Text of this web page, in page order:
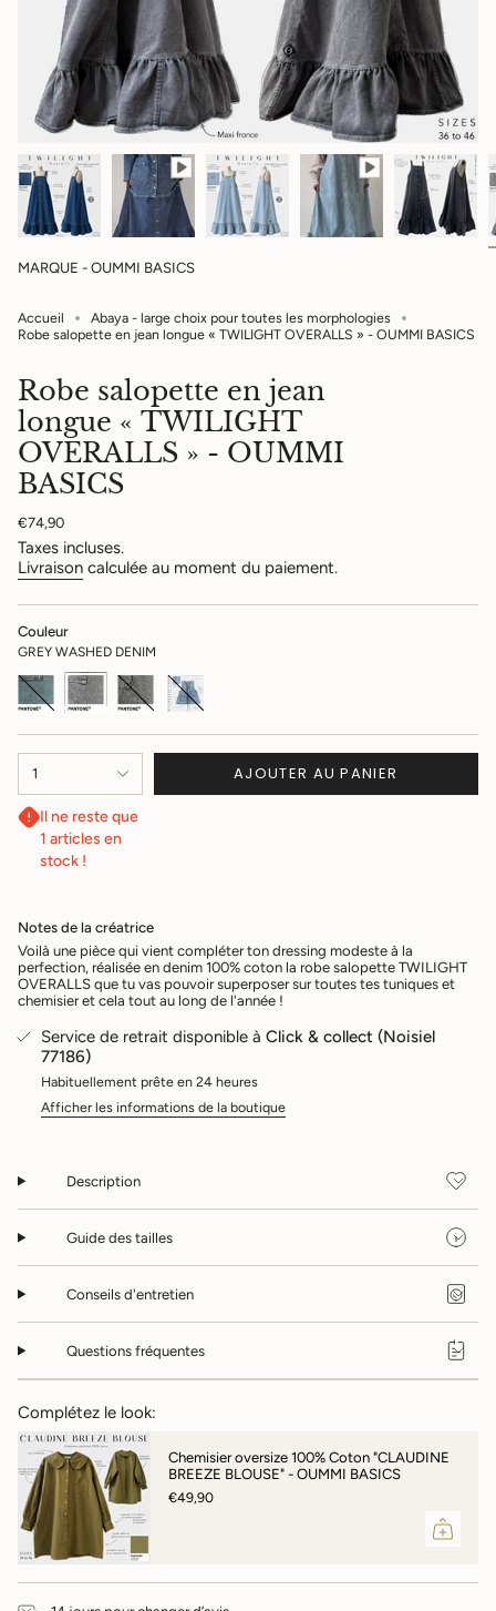
MARQUE - OUMMI BASICS
Accueil
Abaya - large choix pour toutes les morphologies
Robe salopette en jean longue « TWILIGHT OVERALLS » - OUMMI BASICS
Robe salopette en jean
longue « TWILIGHT
OVERALLS » - OUMMI
BASICS
Prix
régulier
€74,90
Taxes incluses.
Livraison calculée au moment du paiement.
Couleur
GREY WASHED DENIM
BLUE
WASHED
DENIM
Variante
épuisée
ou
GREY
WASHED
DENIM
Variante
épuisée
ou
BLACK
WASHED
DENIM
Variante
épuisée
ou
SKY
WASHED
DENIM
Variante
épuisée
ou
<span
class=\"quantity-
cart\">
quantity
dans
le
panier",
"decrease"=>"Diminuer
la
pour
product
"multiples_of"=>"Incréments
quantity
de
}}",
"maximum_of"=>"Maximum
{{
quantity
1 AJOUTER AU PANIER
Il ne reste que
1 articles en
stock !
Notes de la créatrice
Voilà une pièce qui vient compléter ton dressing modeste à la
perfection, réalisée en denim 100% coton la robe salopette TWILIGHT
OVERALLS que tu vas pouvoir superposer sur toutes tes tuniques et
chemisier et cela tout au long de l'année !
Service de retrait disponible àClick & collect (Noisiel
77186)
Habituellement prête en 24 heures
Afficher les informations de la boutique
Description
Guide des tailles
Conseils d'entretien
Questions fréquentes
Complétez le look:
Chemisier oversize 100% Coton "CLAUDINE
BREEZE BLOUSE" - OUMMI BASICS
€49,90